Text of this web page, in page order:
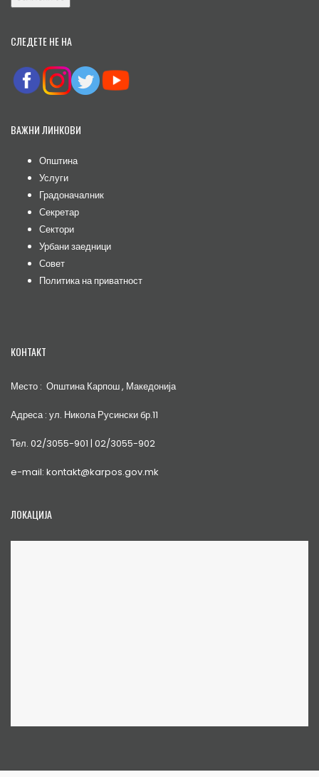
СЛЕДЕТЕ НЕ НА
ВАЖНИ ЛИНКОВИ
Општина
Услуги
Градоначалник
Секретар
Сектори
Урбани заедници
Совет
Политика на приватност
КОНТАКТ
Место : Општина Карпош , Македонија
Адреса : ул. Никола Русински бр.11
Тел. 02/3055-901 | 02/3055-902
e-mail: kontakt@karpos.gov.mk
ЛОКАЦИЈА